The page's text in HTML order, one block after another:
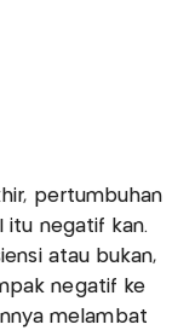
pertumbuhan
itu negatif kan.
atau bukan,
negatif ke
melambat